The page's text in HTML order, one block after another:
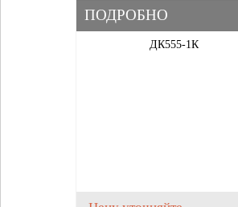
ПОДРОБНО
ДК555-1К